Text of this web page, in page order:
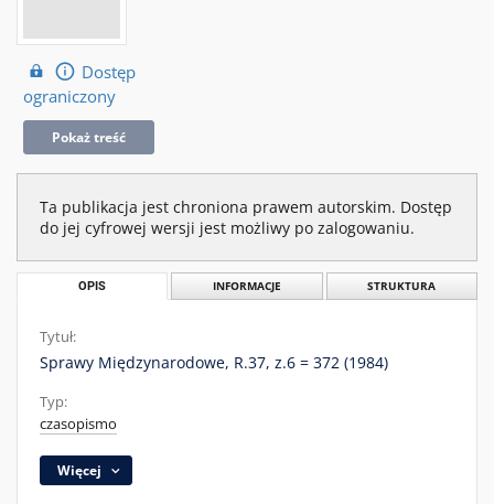
Dostęp
ograniczony
Pokaż treść
Ta publikacja jest chroniona prawem autorskim. Dostęp
do jej cyfrowej wersji jest możliwy po zalogowaniu.
OPIS INFORMACJE STRUKTURA
Tytuł:
Sprawy Międzynarodowe, R.37, z.6 = 372 (1984)
Typ:
czasopismo
Więcej